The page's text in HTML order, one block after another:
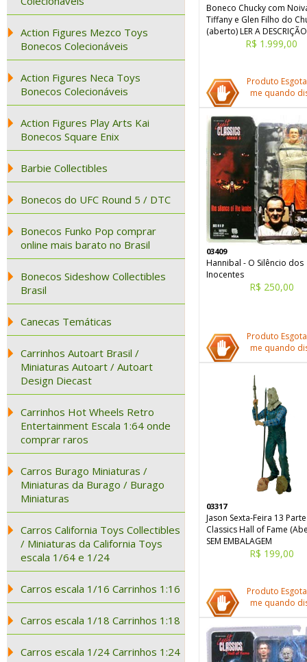
Action Figures Mezco Toys
Bonecos Colecionáveis
Action Figures Neca Toys
Bonecos Colecionáveis
Action Figures Play Arts Kai
Bonecos Square Enix
Barbie Collectibles
Bonecos do UFC Round 5 / DTC
Bonecos Funko Pop comprar
online mais barato no Brasil
Bonecos Sideshow Collectibles
Brasil
Canecas Temáticas
Carrinhos Autoart Brasil /
Miniaturas Autoart / Autoart
Design Diecast
Carrinhos Hot Wheels Retro
Entertainment Escala 1:64 onde
comprar raros
Carros Burago Miniaturas /
Miniaturas da Burago / Burago
Miniaturas
Carros California Toys Collectibles
/ Miniaturas da California Toys
escala 1/64 e 1/24
Carros escala 1/16 Carrinhos 1:16
Carros escala 1/18 Carrinhos 1:18
Carros escala 1/24 Carrinhos 1:24
Boneco Chucky com
Tiffany e Glen Filho do
(aberto) LER A
R$ 1.999,00
Produto
me quando
03409
Hannibal - O Silêncio dos
Inocentes
R$ 250,00
Produto
me quando
03317
Jason Sexta-Feira 13
Classics Hall of Fame
SEM EMBALAGEM
R$ 199,00
Produto
me quando